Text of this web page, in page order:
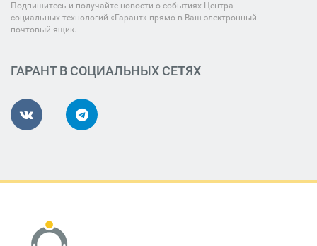
Подпишитесь и получайте новости о событиях Центра
социальных технологий «Гарант» прямо в Ваш электронный
почтовый ящик.
ГАРАНТ В СОЦИАЛЬНЫХ СЕТЯХ